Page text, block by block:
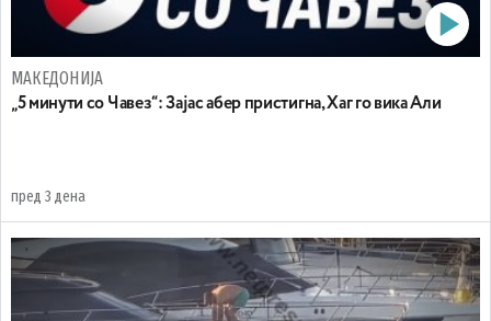
МАКЕДОНИЈА
„5 минути со Чавез“: Зајас абер пристигна, Хаг го вика Али
пред 3 дена